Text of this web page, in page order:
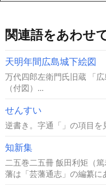
関連語をあわせ
天明年間広島城下絵図
万代四郎左衛門氏旧蔵 「
（付図）...
せんすい
逆書き。字通「」の項目を
知新集
二五巻二五冊 飯田利矩（
藩は「芸藩通志」の編纂に